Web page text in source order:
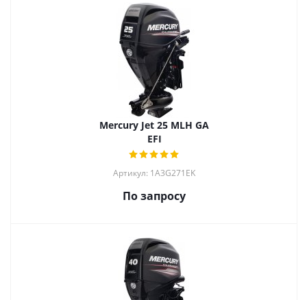
Mercury Jet 25 MLH GA
EFI
Артикул: 1A3G271EK
По запросу